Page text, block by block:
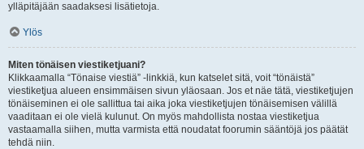
ylläpitäjään saadaksesi lisätietoja.
Ylös
Miten tönäisen viestiketjuani?
Klikkaamalla “Tönaise viestiä” -linkkiä, kun katselet sitä, voit “tönäistä”
viestiketjua alueen ensimmäisen sivun yläosaan. Jos et näe tätä, viestiketjujen
tönäiseminen ei ole sallittua tai aika joka viestiketjujen tönäisemisen välillä
vaaditaan ei ole vielä kulunut. On myös mahdollista nostaa viestiketjua
vastaamalla siihen, mutta varmista että noudatat foorumin sääntöjä jos päätät
tehdä niin.